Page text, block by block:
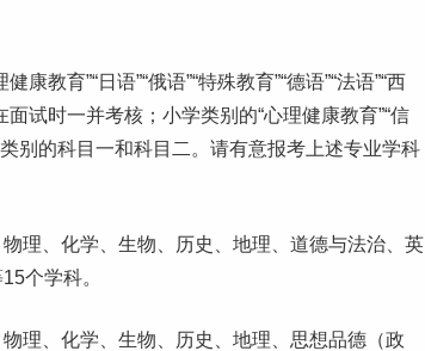
教育”“日语”“俄语”“特殊教育”“德语”“法语”“西
试时一并考核；小学类别的“心理健康教育”“信
类别的科目一和科目二。请有意报考上述专业学科
理、化学、生物、历史、地理、道德与法治、英
个学科。
理、化学、生物、历史、地理、思想品德（政